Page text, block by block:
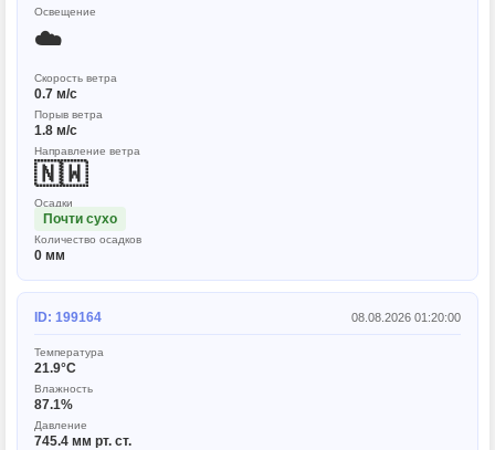
Освещение
☁️
Скорость ветра
0.7 м/с
Порыв ветра
1.8 м/с
Направление ветра
🇳🇼
Осадки
Почти сухо
Количество осадков
0 мм
ID: 199164 08.08.2026 01:20:00
Температура
21.9°C
Влажность
87.1%
Давление
745.4 мм рт. ст.